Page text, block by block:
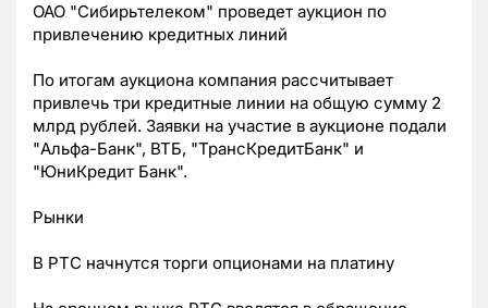
ОАО "Сибирьтелеком" проведет аукцион по
привлечению кредитных линий
По итогам аукциона компания рассчитывает
привлечь три кредитные линии на общую сумму 2
млрд рублей. Заявки на участие в аукционе подали
"Альфа-Банк", ВТБ, "ТрансКредитБанк" и
"ЮниКредит Банк".
Рынки
В РТС начнутся торги опционами на платину